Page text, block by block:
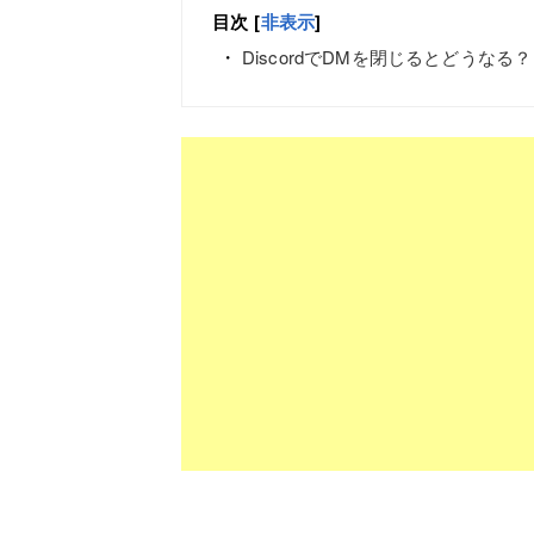
目次 [非表示]
DiscordでDMを閉じるとどうなる？